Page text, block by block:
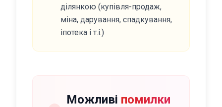
ділянкою (купівля-продаж,
міна, дарування, спадкування,
іпотека і т.і.)
Можливі помилки